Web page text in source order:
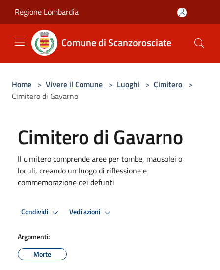
Regione Lombardia
Comune di Scanzorosciate
Home > Vivere il Comune > Luoghi > Cimitero >
Cimitero di Gavarno
Cimitero di Gavarno
Il cimitero comprende aree per tombe, mausolei o
loculi, creando un luogo di riflessione e
commemorazione dei defunti
Condividi Vedi azioni
Argomenti:
Morte